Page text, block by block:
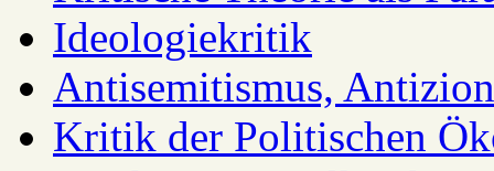
Ideologiekritik
Antisemitismus,
Kritik der Politischen